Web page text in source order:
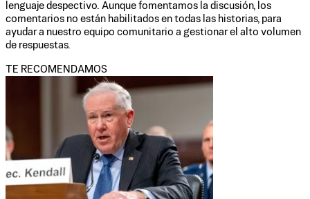
lenguaje despectivo. Aunque fomentamos la discusión, los
comentarios no están habilitados en todas las historias, para
ayudar a nuestro equipo comunitario a gestionar el alto volumen
de respuestas.
TE RECOMENDAMOS